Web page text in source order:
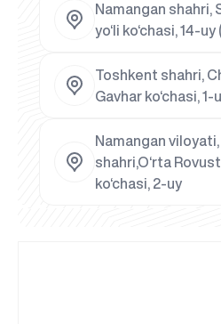
Namangan shahri,
yo‘li ko‘chasi, 14-
Toshkent shahri,
Gavhar ko‘chasi, 1-
Namangan
shahri,O‘rta
ko‘chasi, 2-uy